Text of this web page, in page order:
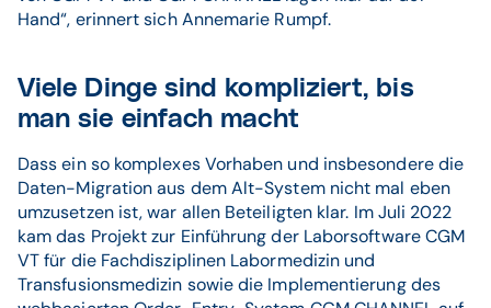
Hand“, erinnert sich Annemarie Rumpf.
Viele Dinge sind kompliziert, bis
man sie einfach macht
Dass ein so komplexes Vorhaben und insbesondere die
Daten-Migration aus dem Alt-System nicht mal eben
umzusetzen ist, war allen Beteiligten klar. Im Juli 2022
kam das Projekt zur Einführung der Laborsoftware CGM
VT für die Fachdisziplinen Labormedizin und
Transfusionsmedizin sowie die Implementierung des